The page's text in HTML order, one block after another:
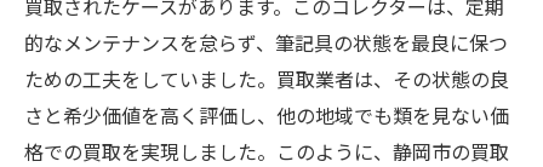
買取されたケースがあります。このコレクターは、定期
的なメンテナンスを怠らず、筆記具の状態を最良に保つ
ための工夫をしていました。買取業者は、その状態の良
さと希少価値を高く評価し、他の地域でも類を見ない価
格での買取を実現しました。このように、静岡市の買取